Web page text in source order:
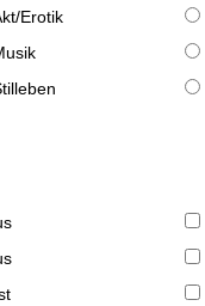
Erotik